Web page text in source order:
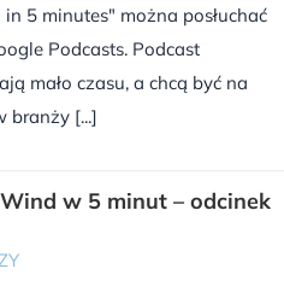
5 minutes" można posłuchać
Podcasts. Podcast
mało czasu, a chcą być na
branży [...]
w 5 minut – odcinek